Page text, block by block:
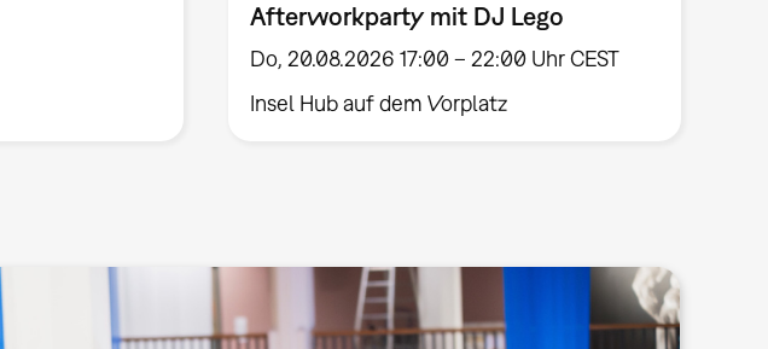
Afterworkparty mit DJ Lego
Do, 20.08.2026 17:00 – 22:00 Uhr CEST
Insel Hub auf dem Vorplatz